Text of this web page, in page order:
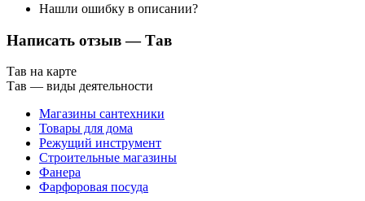
Нашли ошибку в описании?
Написать отзыв— Тав
Тав на карте
Тав — виды деятельности
Магазины сантехники
Товары для дома
Режущий инструмент
Строительные магазины
Фанера
Фарфоровая посуда